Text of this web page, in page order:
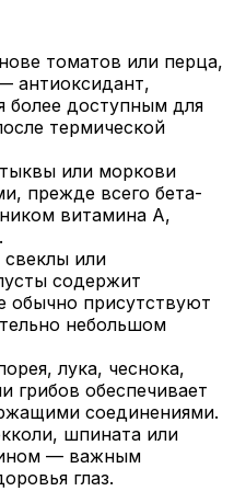
томатов или перца,
антиоксидант,
более доступным для
термической
или моркови
прежде всего бета-
витамина A,
свеклы или
содержит
обычно присутствуют
небольшом
лука, чеснока,
грибов обеспечивает
соединениями.
шпината или
— важным
глаз.